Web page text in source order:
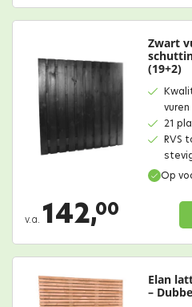
Op
Zwart
(19+2)
21
RVS
v.a. 142,00
Elan
–